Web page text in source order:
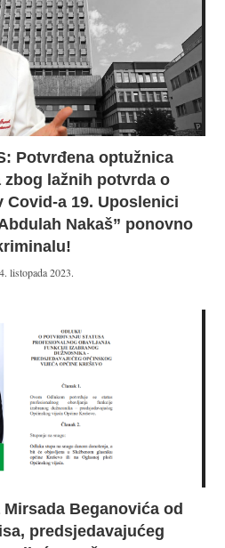
Potvrđena optužnica
zbog lažnih potvrda o
a 19. Uposlenici
Nakaš” ponovno
listopada 2023.
Beganovića od
predsjedavajućeg